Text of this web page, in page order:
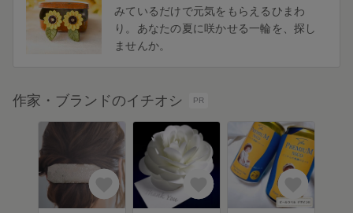
みているだけで元気をもらえるひまわ
り。あなたの夏に咲かせる一輪を、探し
ませんか。